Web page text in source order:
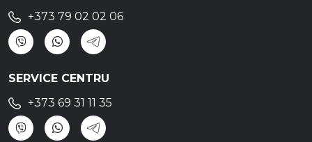
+373 79 02 02 06
SERVICE CENTRU
+373 69 31 11 35